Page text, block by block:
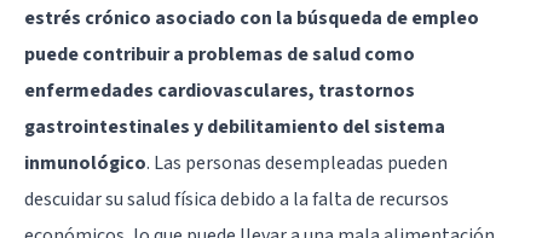
estrés crónico asociado con la búsqueda de empleo
puede contribuir a problemas de salud como
enfermedades cardiovasculares, trastornos
gastrointestinales y debilitamiento del sistema
inmunológico. Las personas desempleadas pueden
descuidar su salud física debido a la falta de recursos